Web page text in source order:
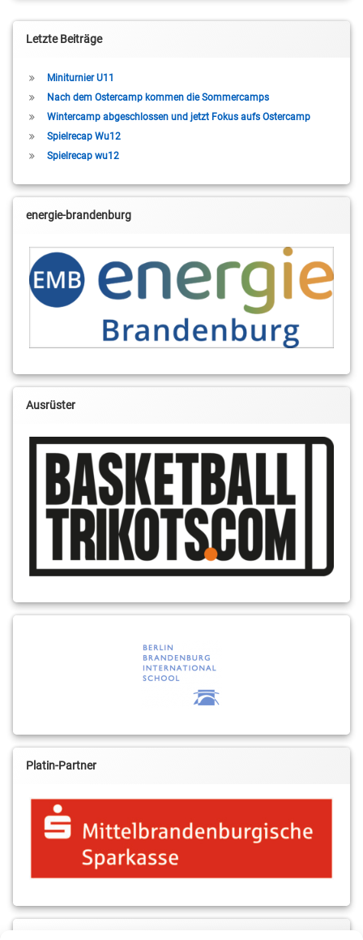
Letzte Beiträge
Miniturnier U11
Nach dem Ostercamp kommen die Sommercamps
Wintercamp abgeschlossen und jetzt Fokus aufs Ostercamp
Spielrecap Wu12
Spielrecap wu12
energie-brandenburg
Ausrüster
Platin-Partner